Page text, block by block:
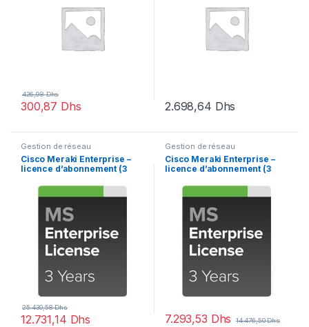
300,87 Dhs
426,98Dhs
2.698,64 Dhs
Gestion de réseau
Cisco Meraki Enterprise –
licence d’abonnement (3
Support – 1 switch
12.731,14 Dhs
25.430,58Dhs
Gestion de réseau
Cisco Meraki Enterprise –
licence d’abonnement (3
Support – 1 switch
7.293,53 Dhs 14.476,50Dhs